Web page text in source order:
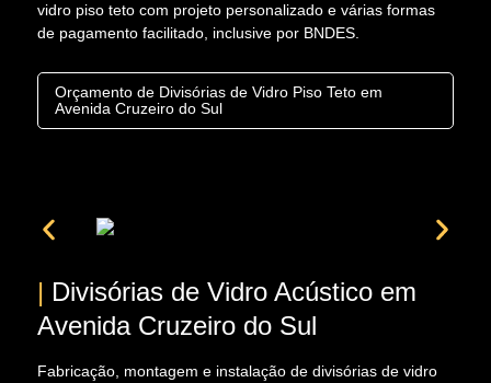
vidro piso teto com projeto personalizado e várias formas
de pagamento facilitado, inclusive por BNDES.
Orçamento de Divisórias de Vidro Piso Teto em
Avenida Cruzeiro do Sul
| Divisórias de Vidro Acústico em
Avenida Cruzeiro do Sul
Fabricação, montagem e instalação de divisórias de vidro